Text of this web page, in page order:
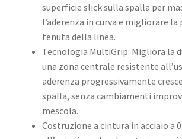
superficie slick sulla spalla per
l’aderenza in curva e migliorare
tenuta della linea. ​
Tecnologia MultiGrip: Migliora la
una zona centrale resistente
aderenza progressivamente
spalla, senza cambiamenti
mescola. ​
Costruzione a cintura in acciaio a